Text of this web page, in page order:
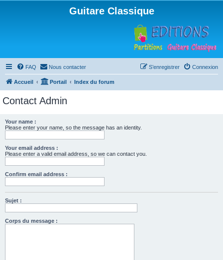
Guitare Classique
FAQ Nous contacter Connexion
S’enregistrer
Accueil Portail Index du forum
Contact Admin
Your name :
Please enter your name, so the message has an identity.
Your email address :
Please enter a valid email address, so we can contact you.
Confirm email address :
Sujet :
Corps du message :